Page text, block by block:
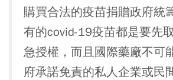
購買合法的疫苗捐贈政府統
有的covid-19疫苗都是要先
急授權，而且國際藥廠不可
府承諾免責的私人企業或民